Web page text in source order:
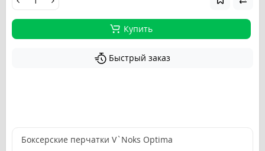
Купить
Быстрый заказ
Боксерские перчатки V`Noks Optima